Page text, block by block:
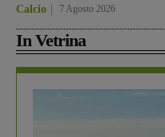
Calcio 7 Agosto 2026
In Vetrina